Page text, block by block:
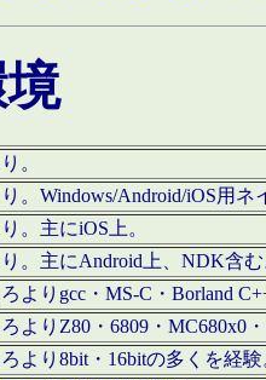
。
。Windows/Android/iOS用
。主にiOS上。
。主にAndroid上、NDK含
よりgcc・MS-C・Borland
よりZ80・6809・MC680x0
ろより8bit・16bitの多くを経